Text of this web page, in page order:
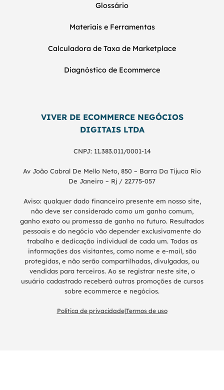
Glossário
Materiais e Ferramentas
Calculadora de Taxa de Marketplace
Diagnóstico de Ecommerce
VIVER DE ECOMMERCE NEGÓCIOS
DIGITAIS LTDA
CNPJ: 11.383.011/0001-14
Av João Cabral De Mello Neto, 850 – Barra Da Tijuca Rio
De Janeiro – Rj / 22775-057
Aviso: qualquer dado financeiro presente em nosso site,
não deve ser considerado como um ganho comum,
ganho exato ou promessa de ganho no futuro. Resultados
pessoais e do negócio vão depender exclusivamente do
trabalho e dedicação individual de cada um. Todas as
informações dos visitantes, como nome e e-mail, são
protegidas, e não serão compartilhadas, divulgadas, ou
vendidas para terceiros. Ao se registrar neste site, o
usuário cadastrado receberá outras promoções de cursos
sobre ecommerce e negócios.
Política de privacidade|Termos de uso